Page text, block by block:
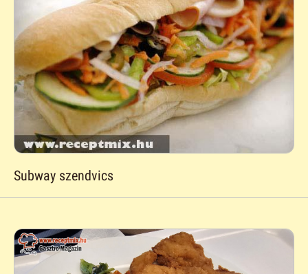
Subway szendvics